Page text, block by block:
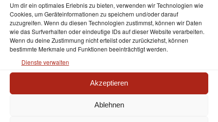
Um dir ein optimales Erlebnis zu bieten, verwenden wir Technologien wie
Cookies, um Geräteinformationen zu speichern und/oder darauf
zuzugreifen. Wenn du diesen Technologien zustimmst, können wir Daten
wie das Surfverhalten oder eindeutige IDs auf dieser Website verarbeiten.
Wenn du deine Zustimmung nicht erteilst oder zurückziehst, können
bestimmte Merkmale und Funktionen beeinträchtigt werden.
Dienste verwalten
Akzeptieren
Ablehnen
info@designbueromarx.de
www.designbueromarx.de
HAFTUNGSAUSSCHL
USS (DISCLAIMER)